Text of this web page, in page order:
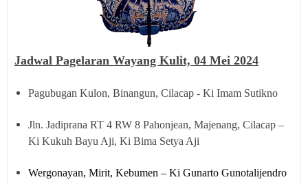
Jadwal Pagelaran Wayang Kulit, 04 Mei 2024
Pagubugan Kulon, Binangun, Cilacap - Ki Imam Sutikno
Jln. Jadiprana RT 4 RW 8 Pahonjean, Majenang, Cilacap –
Ki Kukuh Bayu Aji, Ki Bima Setya Aji
Wergonayan, Mirit, Kebumen – Ki Gunarto Gunotalijendro